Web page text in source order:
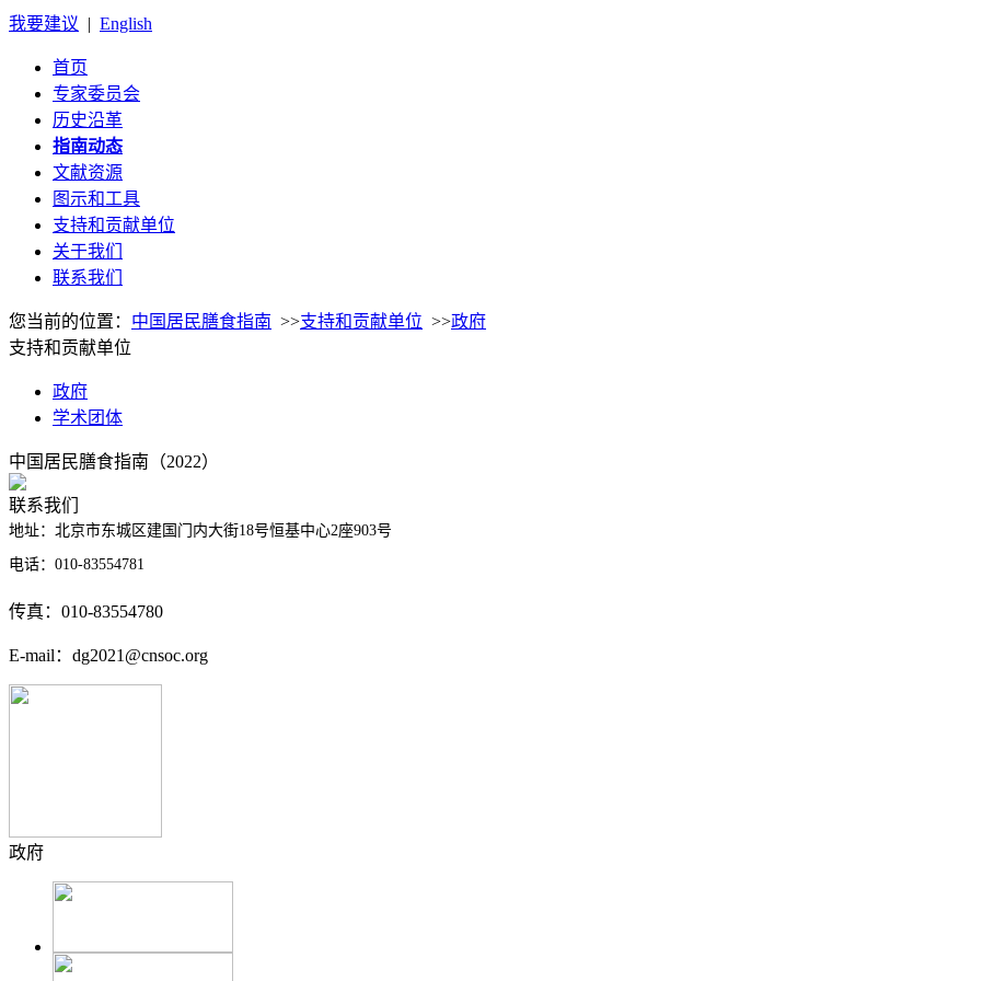
我要建议 | English
首页
专家委员会
历史沿革
指南动态
文献资源
图示和工具
支持和贡献单位
关于我们
联系我们
您当前的位置： 中国居民膳食指南 >>支持和贡献单位 >>政府
支持和贡献单位
政府
学术团体
中国居民膳食指南（2022）
联系我们
地址： 北京市东城区建国门内大街18号恒基中心2座903号
电话： 010-83554781
传真：010-83554780
E-mail：dg2021@cnsoc.org
政府